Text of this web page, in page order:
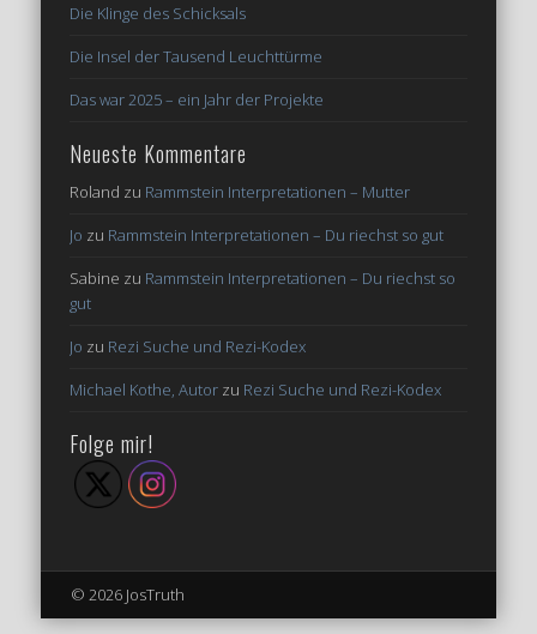
Die Klinge des Schicksals
Die Insel der Tausend Leuchttürme
Das war 2025 – ein Jahr der Projekte
Neueste Kommentare
Roland zu Rammstein Interpretationen – Mutter
Jo zu Rammstein Interpretationen – Du riechst so gut
Sabine zu Rammstein Interpretationen – Du riechst so
gut
Jo zu Rezi Suche und Rezi-Kodex
Michael Kothe, Autor zu Rezi Suche und Rezi-Kodex
Folge mir!
© 2026 JosTruth